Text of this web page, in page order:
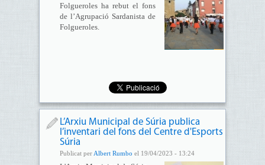
Folgueroles ha rebut el fons
de l’Agrupació Sardanista de
Folgueroles.
L’Arxiu Municipal de Súria publica
l’inventari del fons del Centre d'Esports
Súria
Publicat per Albert Rumbo el 19/04/2023 - 13:24